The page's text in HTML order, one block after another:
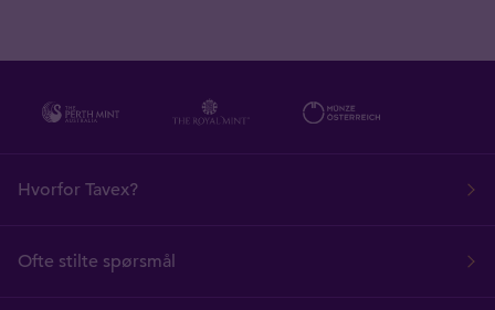
Hvorfor Tavex?
Ofte stilte spørsmål